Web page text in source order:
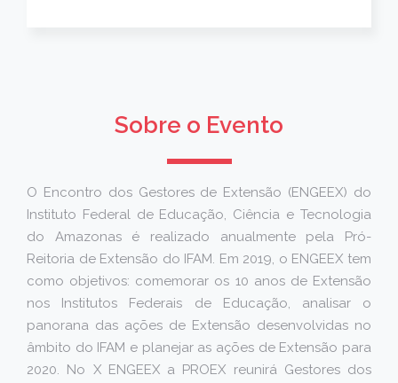
Sobre o Evento
O Encontro dos Gestores de Extensão (ENGEEX) do
Instituto Federal de Educação, Ciência e Tecnologia
do Amazonas é realizado anualmente pela Pró-
Reitoria de Extensão do IFAM. Em 2019, o ENGEEX tem
como objetivos: comemorar os 10 anos de Extensão
nos Institutos Federais de Educação, analisar o
panorana das ações de Extensão desenvolvidas no
âmbito do IFAM e planejar as ações de Extensão para
2020. No X ENGEEX a PROEX reunirá Gestores dos